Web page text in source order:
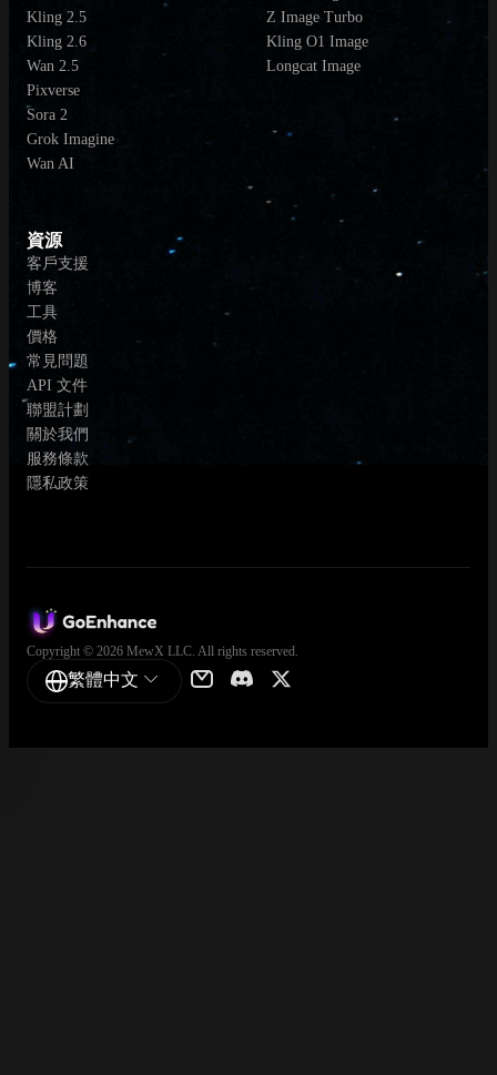
Kling 2.5
Kling 2.6
Wan 2.5
Pixverse
Sora 2
Grok Imagine
Wan AI
Z Image Turbo
Kling O1 Image
Longcat Image
資源
客戶支援
博客
工具
價格
常見問題
API 文件
聯盟計劃
關於我們
服務條款
隱私政策
Copyright © 2026 MewX LLC. All rights reserved.
繁體中文